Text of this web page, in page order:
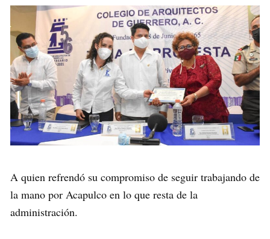
A quien refrendó su compromiso de seguir trabajando de
la mano por Acapulco en lo que resta de la
administración.